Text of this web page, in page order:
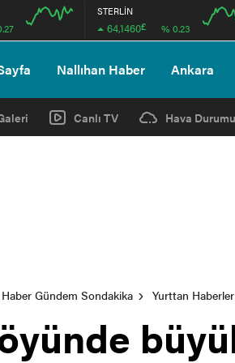
STERLİN
64,1460£ % 0.23
Nallıhan Haber Ankara
Canlı TV Hava Durumu
Gündem Sondakika Yurttan Haberler